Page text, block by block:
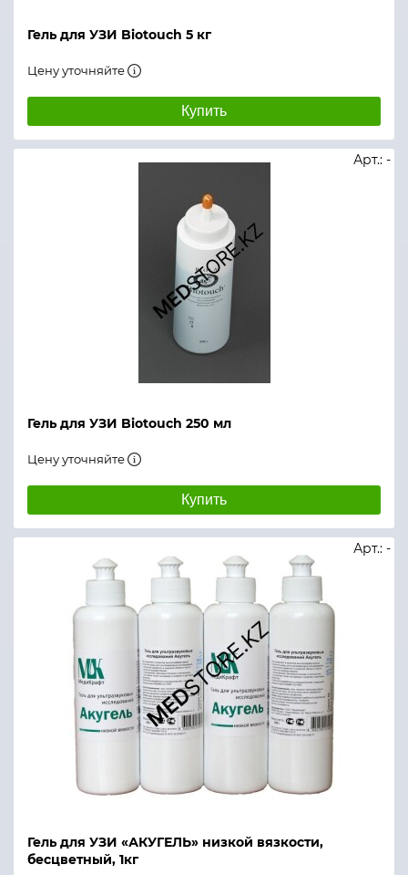
Гель для УЗИ Biotouch 5 кг
Цену уточняйте
Купить
Гель для УЗИ Biotouch 250 мл
Арт.: -
Цену уточняйте
Купить
Гель для УЗИ «АКУГЕЛЬ» низкой вязкости,
бесцветный, 1кг
Арт.: -